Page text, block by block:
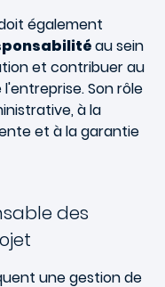
également
au sein
et contribuer au
Son rôle
à la
et à la garantie
des
une gestion de